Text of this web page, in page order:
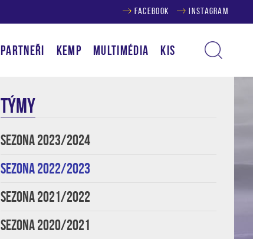
FACEBOOK INSTAGRAM
PARTNEŘI KEMP MULTIMÉDIA KIS
TÝMY
SEZONA 2023/2024
SEZONA 2022/2023
SEZONA 2021/2022
SEZONA 2020/2021